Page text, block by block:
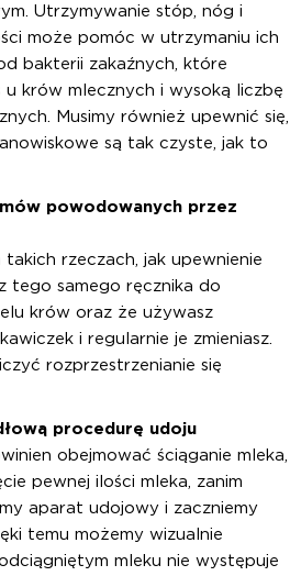
Utrzymywanie stóp, nóg i
może pomóc w utrzymaniu ich
bakterii zakaźnych, które
krów mlecznych i wysoką liczbę
Musimy również upewnić się,
są tak czyste, jak to
powodowanych przez
takich rzeczach, jak upewnienie
tego samego ręcznika do
krów oraz że używasz
i regularnie je zmieniasz.
rozprzestrzenianie się
procedurę udoju
obejmować ściąganie mleka,
pewnej ilości mleka, zanim
aparat udojowy i zaczniemy
temu możemy wizualnie
mleku nie występuje